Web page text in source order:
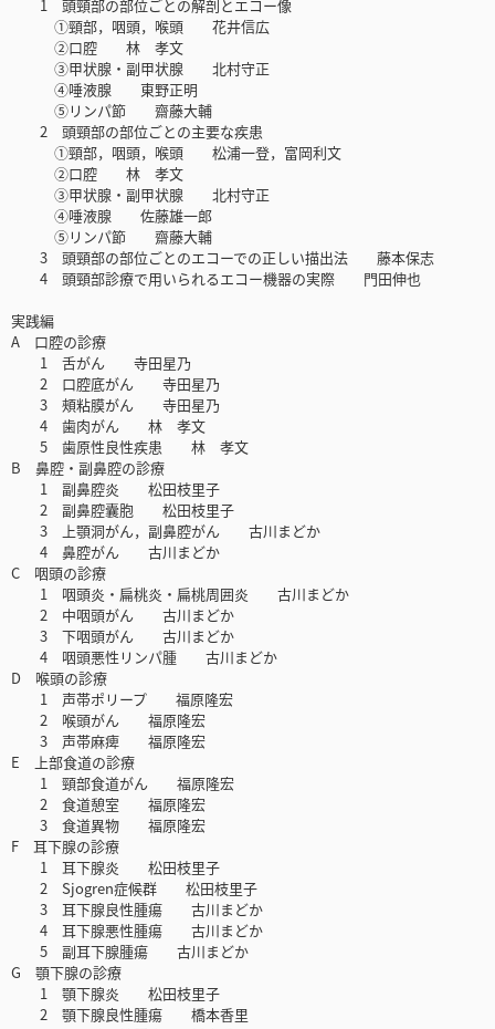
1 頭頸部の部位ごとの解剖とエコー像
①頸部，咽頭，喉頭 花井信広
②口腔 林 孝文
③甲状腺・副甲状腺 北村守正
④唾液腺 東野正明
⑤リンパ節 齋藤大輔
2 頭頸部の部位ごとの主要な疾患
①頸部，咽頭，喉頭 松浦一登，富岡利文
②口腔 林 孝文
③甲状腺・副甲状腺 北村守正
④唾液腺 佐藤雄一郎
⑤リンパ節 齋藤大輔
3 頭頸部の部位ごとのエコーでの正しい描出法 藤本保志
4 頭頸部診療で用いられるエコー機器の実際 門田伸也
実践編
A 口腔の診療
1 舌がん 寺田星乃
2 口腔底がん 寺田星乃
3 頰粘膜がん 寺田星乃
4 歯肉がん 林 孝文
5 歯原性良性疾患 林 孝文
B 鼻腔・副鼻腔の診療
1 副鼻腔炎 松田枝里子
2 副鼻腔囊胞 松田枝里子
3 上顎洞がん，副鼻腔がん 古川まどか
4 鼻腔がん 古川まどか
C 咽頭の診療
1 咽頭炎・扁桃炎・扁桃周囲炎 古川まどか
2 中咽頭がん 古川まどか
3 下咽頭がん 古川まどか
4 咽頭悪性リンパ腫 古川まどか
D 喉頭の診療
1 声帯ポリープ 福原隆宏
2 喉頭がん 福原隆宏
3 声帯麻痺 福原隆宏
E 上部食道の診療
1 頸部食道がん 福原隆宏
2 食道憩室 福原隆宏
3 食道異物 福原隆宏
F 耳下腺の診療
1 耳下腺炎 松田枝里子
2 Sjogren症候群 松田枝里子
3 耳下腺良性腫瘍 古川まどか
4 耳下腺悪性腫瘍 古川まどか
5 副耳下腺腫瘍 古川まどか
G 顎下腺の診療
1 顎下腺炎 松田枝里子
2 顎下腺良性腫瘍 橋本香里